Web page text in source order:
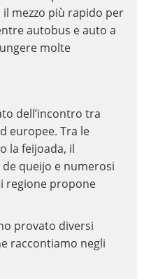
mezzo più rapido per
autobus e auto a
molte
dell’incontro tra
europee. Tra le
la feijoada, il
queijo e numerosi
regione propone
provato diversi
raccontiamo negli